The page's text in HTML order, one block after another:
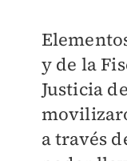
y de la
Justicia
a través